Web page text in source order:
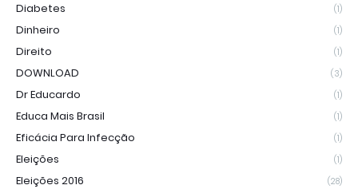
Diabetes (1)
Dinheiro (1)
Direito (1)
DOWNLOAD (3)
Dr Educardo (1)
Educa Mais Brasil (1)
Eficácia Para Infecção (1)
Eleições (1)
Eleições 2016 (28)